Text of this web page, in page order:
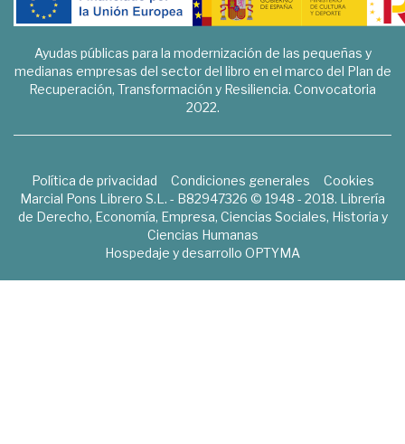
Ayudas públicas para la modernización de las pequeñas y
medianas empresas del sector del libro en el marco del Plan de
Recuperación, Transformación y Resiliencia. Convocatoria
2022.
Política de privacidad Condiciones generales
Cookies
Marcial Pons Librero S.L. - B82947326 © 1948 - 2018. Librería
de Derecho, Economía, Empresa, Ciencias Sociales, Historia y
Ciencias Humanas
Hospedaje y desarrollo OPTYMA